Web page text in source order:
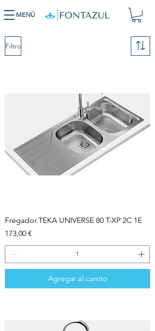
MENÚ
Filtro
Fregador.TEKA UNIVERSE 80 T-XP 2C 1E
Precio
173,00 €
Agregar al carrito